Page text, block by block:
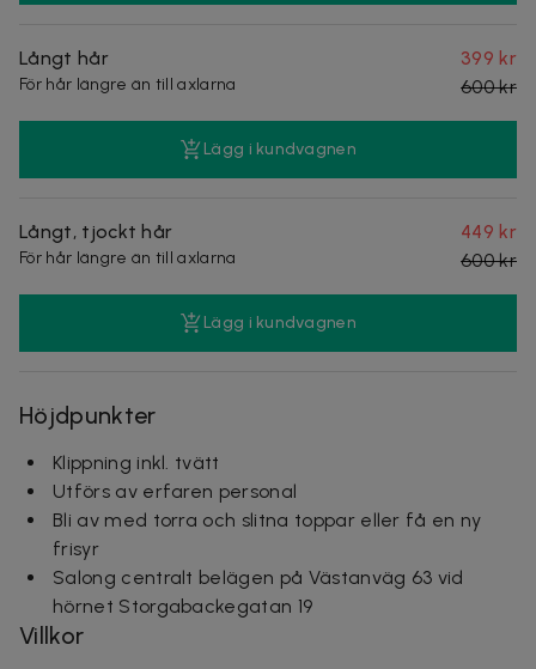
Långt hår
För hår längre än till axlarna
399 kr
600 kr
Lägg i kundvagnen
Långt, tjockt hår
För hår längre än till axlarna
449 kr
600 kr
Lägg i kundvagnen
Höjdpunkter
Klippning inkl. tvätt
Utförs av erfaren personal
Bli av med torra och slitna toppar eller få en ny
frisyr
Salong centralt belägen på Västanväg 63 vid
hörnet Storgabackegatan 19
Villkor